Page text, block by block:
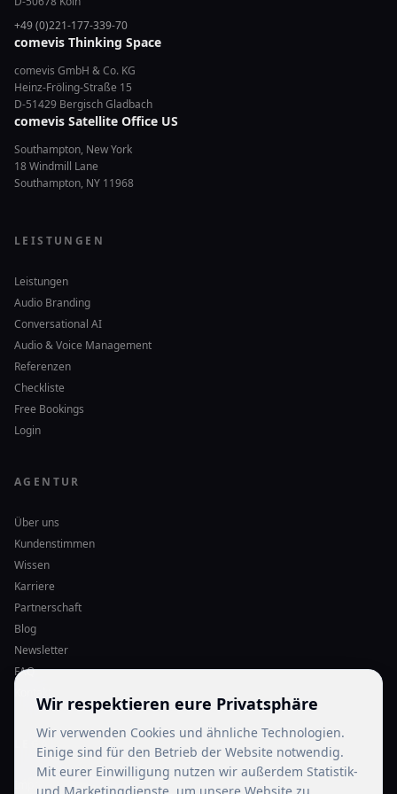
+49 (0)221-177-339-70
comevis Thinking Space
comevis GmbH & Co. KG
Heinz-Fröling-Straße 15
D-51429 Bergisch Gladbach
comevis Satellite Office US
Southampton, New York
18 Windmill Lane
Southampton, NY 11968
LEISTUNGEN
Leistungen
Audio Branding
Conversational AI
Audio & Voice Management
Referenzen
Checkliste
Free Bookings
Login
AGENTUR
Über uns
Kundenstimmen
Wissen
Karriere
Partnerschaft
Blog
Newsletter
FAQ
LEGAL
Impressum
Wir respektieren eure Privatsphäre
Wir verwenden Cookies und ähnliche Technologien.
Einige sind für den Betrieb der Website notwendig.
Mit eurer Einwilligung nutzen wir außerdem Statistik-